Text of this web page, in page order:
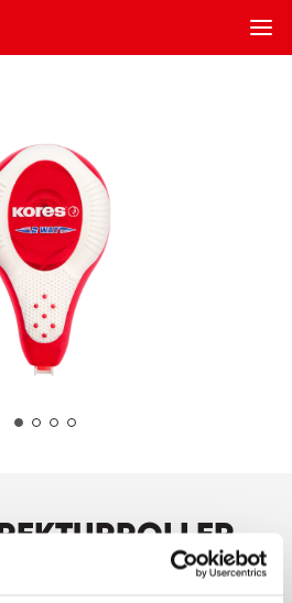
klassischen rot & weißen